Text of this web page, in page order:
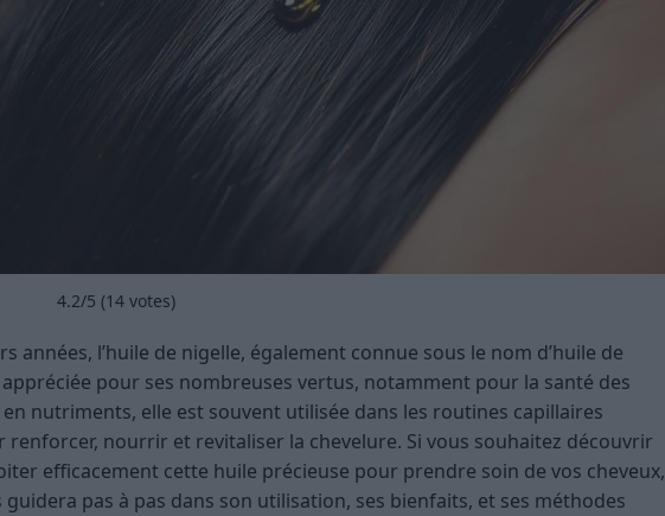
4.2/5 (14 votes)
années, l’huile de nigelle, également connue sous le nom d’huile de
pour ses nombreuses vertus, notamment pour la santé des
en nutriments, elle est souvent utilisée dans les routines capillaires
renforcer, nourrir et revitaliser la chevelure. Si vous souhaitez découvrir
efficacement cette huile précieuse pour prendre soin de vos cheveux,
guidera pas à pas dans son utilisation, ses bienfaits, et ses méthodes